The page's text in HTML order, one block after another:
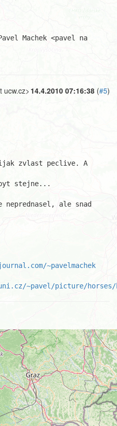
Machek <pavel na
14.4.2010 07:16:38 (#5)
ucw.cz>
zvlast peclive. A
stejne...
neprednasel, ale snad
~pavelmachek
~pavel/picture/horses/